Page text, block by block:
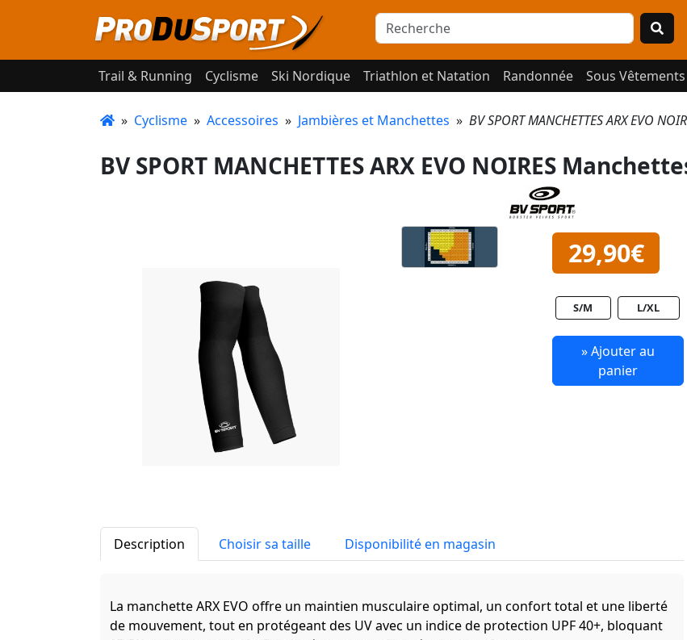
Trail & Running Cyclisme Ski Nordique Triathlon et Natation Randonnée Sous Vêtements
» Cyclisme » Accessoires » Jambières et Manchettes » BV SPORT MANCHETTES ARX EVO
BV SPORT MANCHETTES ARX EVO NOIRES
29,90€
S/M L/XL
» Ajouter au
panier
Description Choisir sa taille Disponibilité en magasin
La manchette ARX EVO offre un maintien musculaire optimal, un confort total et une liberté
de mouvement, tout en protégeant des UV avec un indice de protection UPF 40+, bloquant